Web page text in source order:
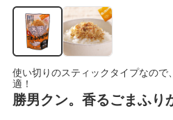
使い切りのスティックタイプなので
適！
勝男クン。香るごまふり